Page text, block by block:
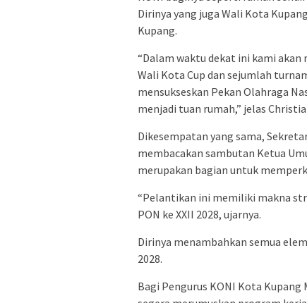
Dirinya yang juga Wali Kota
Kupang.
“Dalam waktu dekat ini kami
Wali Kota Cup dan sejumlah
mensukseskan Pekan Olahraga
menjadi tuan rumah,” jelas
Dikesempatan yang sama,
membacakan sambutan Ketua
merupakan bagian untuk
“Pelantikan ini memiliki makna
PON ke XXII 2028, ujarnya.
Dirinya menambahkan semua
2028.
Bagi Pengurus KONI Kota